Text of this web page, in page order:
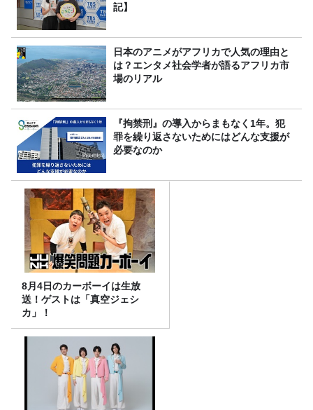
記】
日本のアニメがアフリカで人気の理由と
は？エンタメ社会学者が語るアフリカ市
場のリアル
『拘禁刑』の導入からまもなく1年。犯
罪を繰り返さないためにはどんな支援が
必要なのか
8月4日のカーボーイは生放
送！ゲストは「真空ジェシ
カ」！